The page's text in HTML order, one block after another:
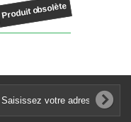
Produit obsolète